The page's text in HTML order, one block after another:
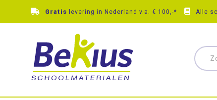
Gratis levering in Nederland v.a. € 100,-* Alle